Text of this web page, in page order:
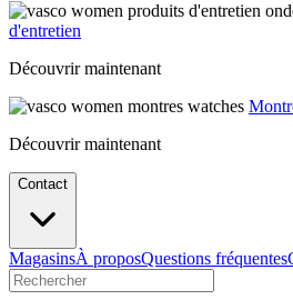
d'entretien
Découvrir maintenant
Découvrir maintenant
Contact
MagasinsÀ proposQuestions fréquentes